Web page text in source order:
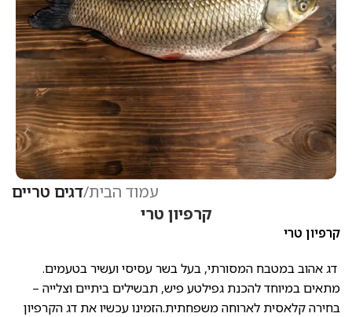
עמוד הבית דגים טריים
קרפיון טרי
קרפיון טרי
דג אהוב במטבח המסורתי, בעל בשר עסיסי ועשיר בטעמים.
מתאים במיוחד להכנת גפילטע פיש, תבשילים ביתיים וצלייה –
בחירה קלאסית לארוחה משפחתית.הזמינו עכשיו את דג הקרפיון